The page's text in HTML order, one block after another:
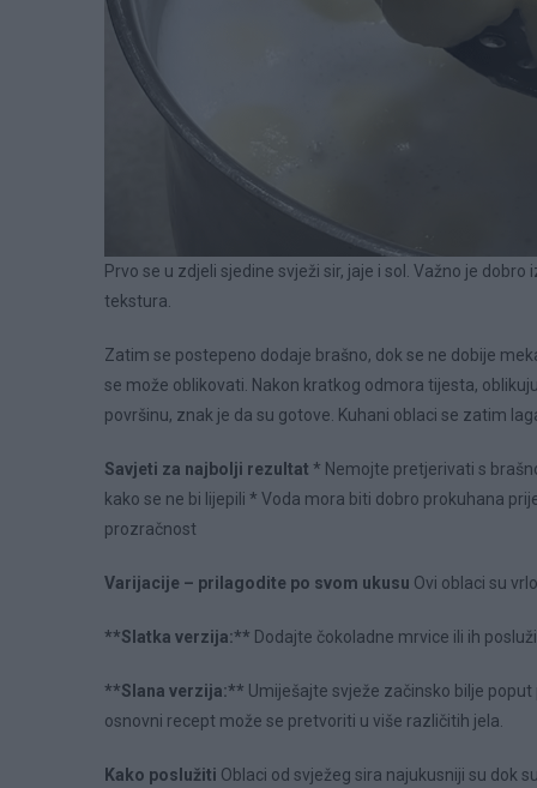
Prvo se u zdjeli sjedine svježi sir, jaje i sol. Važno je
tekstura.
Zatim se postepeno dodaje brašno, dok se ne dobije
se može oblikovati. Nakon kratkog odmora tijesta,
površinu, znak je da su gotove. Kuhani oblaci se zatim
Savjeti za najbolji rezultat * Nemojte pretjerivati s
kako se ne bi lijepili * Voda mora biti dobro prokuhana
prozračnost
Varijacije – prilagodite po svom ukusu Ovi oblaci su
**Slatka verzija:** Dodajte čokoladne mrvice ili ih
**Slana verzija:** Umiješajte svježe začinsko bilje
osnovni recept može se pretvoriti u više različitih jela.
Kako poslužiti Oblaci od svježeg sira najukusniji su dok